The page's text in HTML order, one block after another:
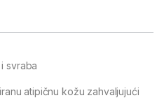
svraba
atipičnu kožu zahvaljujući